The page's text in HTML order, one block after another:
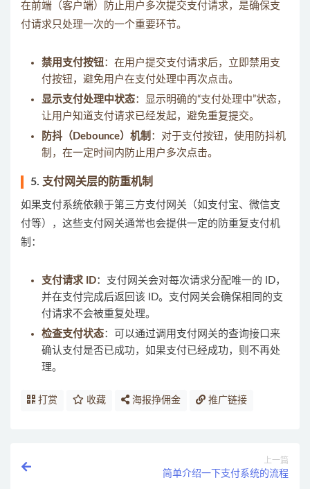
在前端（客户端）防止用户多次提交支付请求，是确保支
付请求只处理一次的一个重要环节。
禁用支付按钮：在用户提交支付请求后，立即禁用支
付按钮，避免用户在支付处理中再次点击。
显示支付处理中状态：显示明确的“支付处理中”状态，
让用户知道支付请求已经发起，避免重复提交。
防抖（Debounce）机制 ：对于支付按钮，使用防抖机
制，在一定时间内防止用户多次点击。
5. 支付网关层的防重机制
如果支付系统依赖于第三方支付网关（如支付宝、微信支
付等），这些支付网关通常也会提供一定的防重复支付机
制：
支付请求 ID：支付网关会对每次请求分配唯一的 ID，
并在支付完成后返回该 ID。支付网关会确保相同的支
付请求不会被重复处理。
检查支付状态：可以通过调用支付网关的查询接口来
确认支付是否已成功，如果支付已经成功，则不再处
理。
打赏 收藏 海报挣佣金 推广链接
上一篇
简单介绍一下支付系统的流程